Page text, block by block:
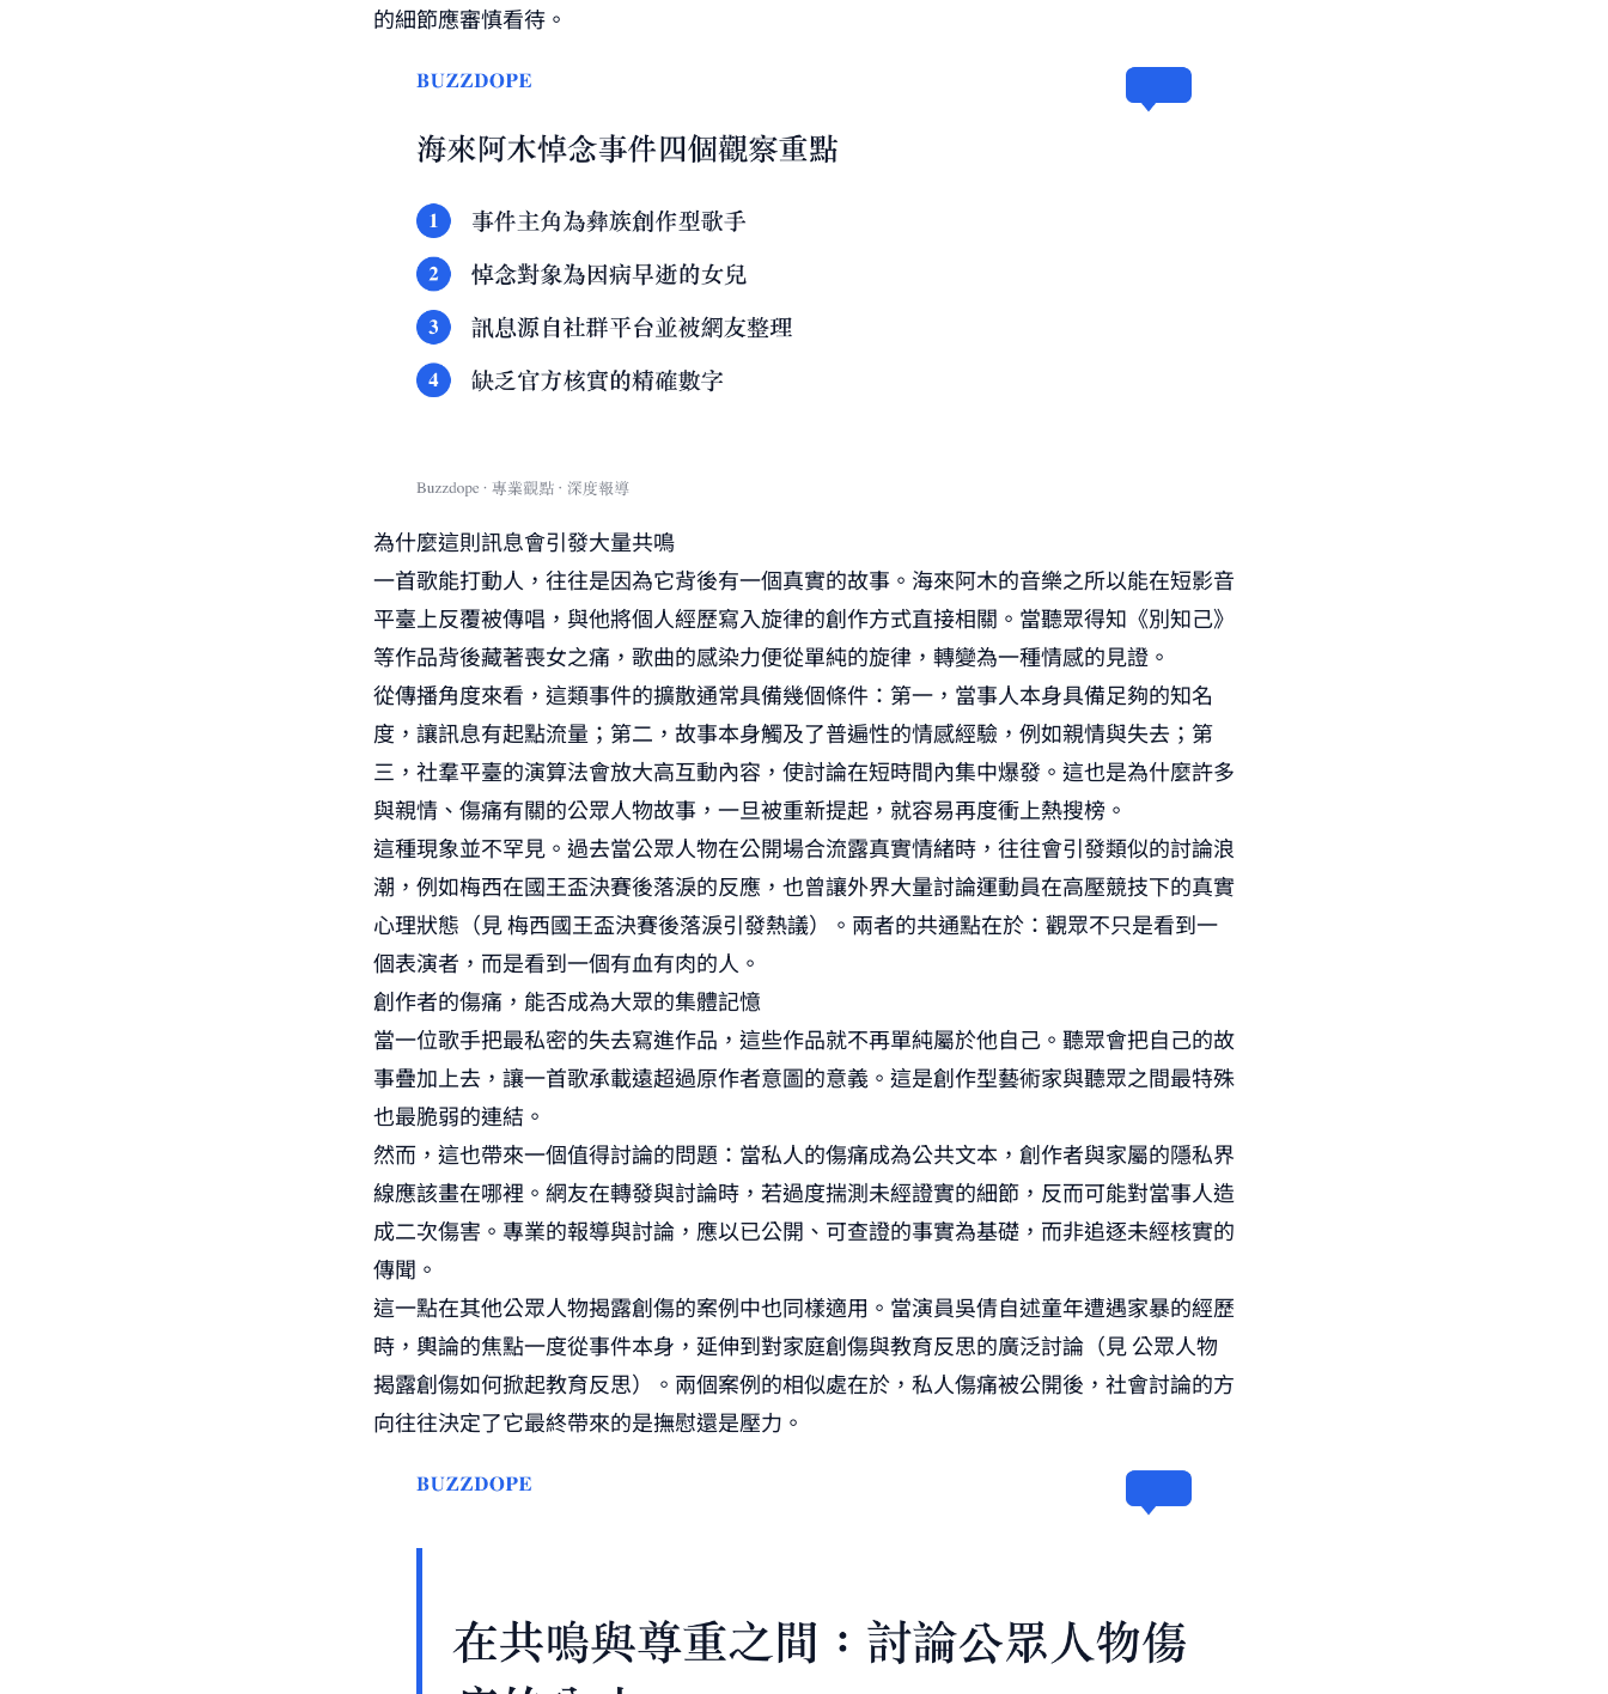
的細節應審慎看待。
為什麼這則訊息會引發大量共鳴
一首歌能打動人，往往是因為它背後有一個真實的故事。海來阿木的音樂之所以能在短影音
平臺上反覆被傳唱，與他將個人經歷寫入旋律的創作方式直接相關。當聽眾得知《別知己》
等作品背後藏著喪女之痛，歌曲的感染力便從單純的旋律，轉變為一種情感的見證。
從傳播角度來看，這類事件的擴散通常具備幾個條件：第一，當事人本身具備足夠的知名
度，讓訊息有起點流量；第二，故事本身觸及了普遍性的情感經驗，例如親情與失去；第
三，社羣平臺的演算法會放大高互動內容，使討論在短時間內集中爆發。這也是為什麼許多
與親情、傷痛有關的公眾人物故事，一旦被重新提起，就容易再度衝上熱搜榜。
這種現象並不罕見。過去當公眾人物在公開場合流露真實情緒時，往往會引發類似的討論浪
潮，例如梅西在國王盃決賽後落淚的反應，也曾讓外界大量討論運動員在高壓競技下的真實
心理狀態（見梅西國王盃決賽後落淚引發熱議）。兩者的共通點在於：觀眾不只是看到一
個表演者，而是看到一個有血有肉的人。
創作者的傷痛，能否成為大眾的集體記憶
當一位歌手把最私密的失去寫進作品，這些作品就不再單純屬於他自己。聽眾會把自己的故
事疊加上去，讓一首歌承載遠超過原作者意圖的意義。這是創作型藝術家與聽眾之間最特殊
也最脆弱的連結。
然而，這也帶來一個值得討論的問題：當私人的傷痛成為公共文本，創作者與家屬的隱私界
線應該畫在哪裡。網友在轉發與討論時，若過度揣測未經證實的細節，反而可能對當事人造
成二次傷害。專業的報導與討論，應以已公開、可查證的事實為基礎，而非追逐未經核實的
傳聞。
這一點在其他公眾人物揭露創傷的案例中也同樣適用。當演員吳倩自述童年遭遇家暴的經歷
時，輿論的焦點一度從事件本身，延伸到對家庭創傷與教育反思的廣泛討論（見公眾人物
揭露創傷如何掀起教育反思）。兩個案例的相似處在於，私人傷痛被公開後，社會討論的方
向往往決定了它最終帶來的是撫慰還是壓力。